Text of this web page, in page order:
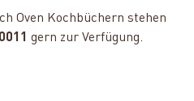
Oven Kochbüchern stehen
gern zur Verfügung.